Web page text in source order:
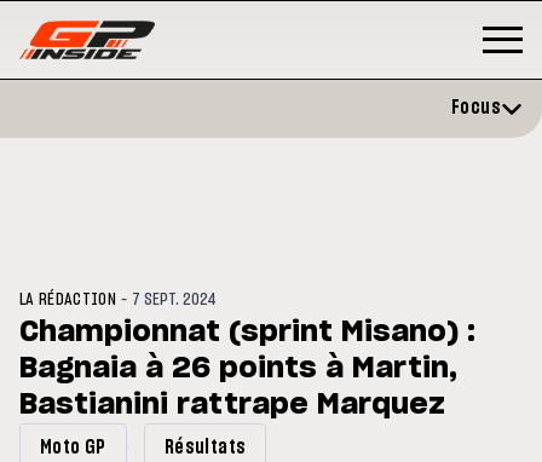
: Horaires et
du GP de Grande-
MOTO GP
Zarco évite l'opération et vise
retour en septembre
Focus
LA RÉDACTION - 7 SEPT. 2024
Championnat (sprint Misano) :
Bagnaia à 26 points à Martin,
Bastianini rattrape Marquez
Moto GP Résultats